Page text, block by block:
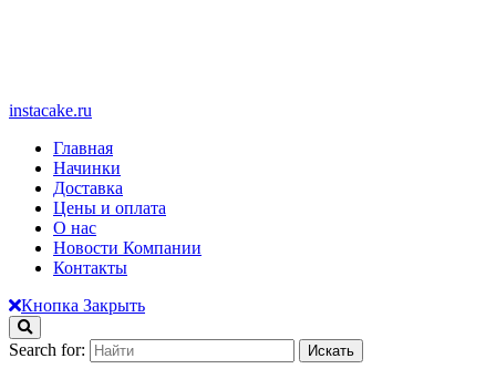
instacake.ru
Главная
Начинки
Доставка
Цены и оплата
О нас
Новости Компании
Контакты
Кнопка Закрыть
Search for: